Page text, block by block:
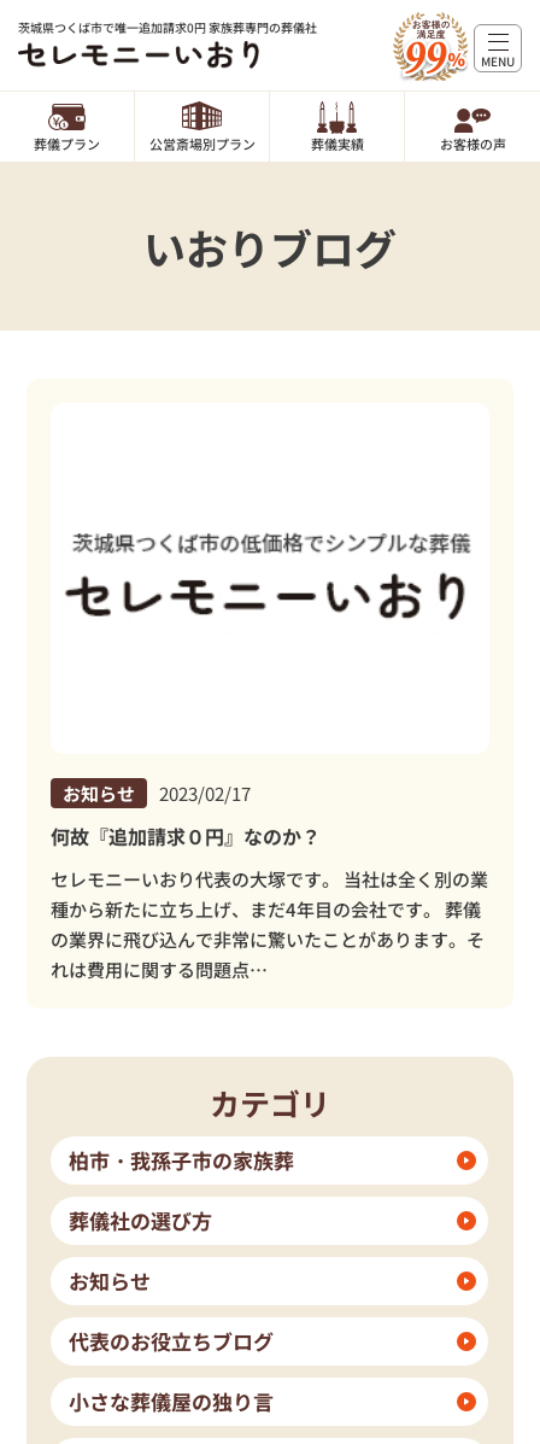
茨城県つくば市で唯一追加請求0円 家族葬専門の葬儀社
葬儀プラン 公営斎場別プラン 葬儀実績 お客様の声
MENU
いおりブログ
お知らせ 2023/02/17
何故『追加請求０円』なのか？
セレモニーいおり代表の大塚です。 当社は全く別の業
種から新たに立ち上げ、まだ4年目の会社です。 葬儀
の業界に飛び込んで非常に驚いたことがあります。そ
れは費用に関する問題点…
カテゴリ
柏市・我孫子市の家族葬
葬儀社の選び方
お知らせ
代表のお役立ちブログ
小さな葬儀屋の独り言